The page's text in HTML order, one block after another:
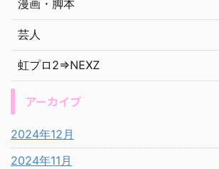
漫画・脚本
芸人
虹プロ2⇒NEXZ
アーカイブ
2024年12月
2024年11月